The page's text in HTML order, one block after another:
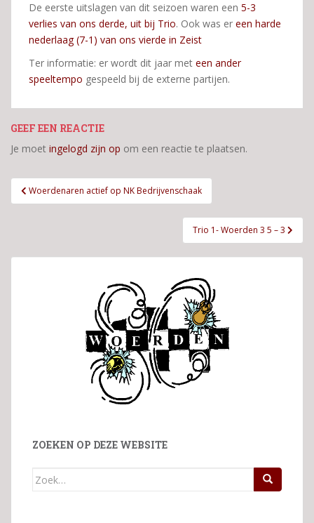
De eerste uitslagen van dit seizoen waren een 5-3
verlies van ons derde, uit bij Trio. Ook was er een harde
nederlaag (7-1) van ons vierde in Zeist
Ter informatie: er wordt dit jaar met een ander
speeltempo gespeeld bij de externe partijen.
GEEF EEN REACTIE
Je moet ingelogd zijn op om een reactie te plaatsen.
Bericht
navigatie
Woerdenaren actief op NK Bedrijvenschaak
Trio 1- Woerden 3 5 – 3
ZOEKEN OP DEZE WEBSITE
Zoek